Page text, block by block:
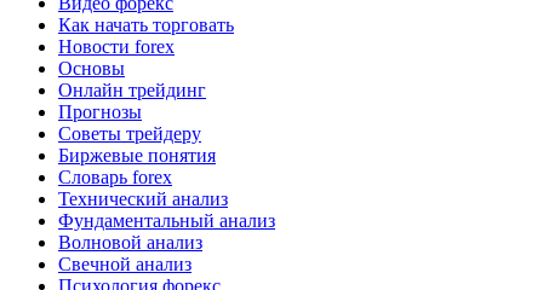
Как начать торговать
Новости forex
Основы
Онлайн трейдинг
Прогнозы
Советы трейдеру
Биржевые понятия
Словарь forex
Технический анализ
Фундаментальный анализ
Волновой анализ
Свечной анализ
Психология форекс